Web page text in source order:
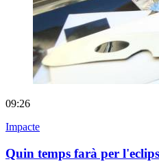
09:26
Impacte
Quin temps farà per